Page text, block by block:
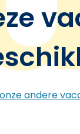
andere